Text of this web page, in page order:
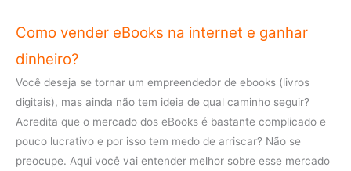
Como vender eBooks na internet e ganhar
dinheiro?
Você deseja se tornar um empreendedor de ebooks (livros
digitais), mas ainda não tem ideia de qual caminho seguir?
Acredita que o mercado dos eBooks é bastante complicado e
pouco lucrativo e por isso tem medo de arriscar? Não se
preocupe. Aqui você vai entender melhor sobre esse mercado